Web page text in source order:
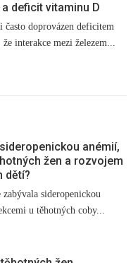
deficit vitaminu D
často doprovázen deficitem
interakce mezi železem...
anémií,
žen a rozvojem
dětí?
zabývala sideropenickou
u těhotných coby...